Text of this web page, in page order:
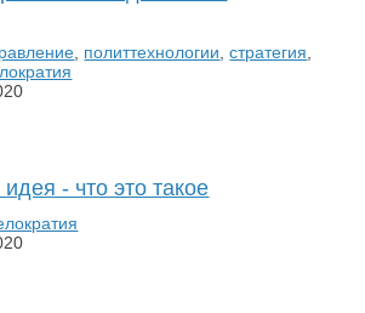
политтехнологии ,стратегия
- что это такое